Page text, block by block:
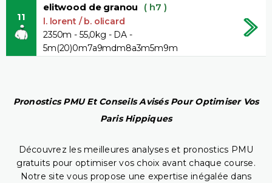
11
elitwood de granou ( h7 )
l. lorent / b. olicard
2350m - 55,0kg - DA -
5m(20)0m7a9mdm8a3m5m9m
Pronostics PMU Et Conseils Avisés Pour Optimiser Vos
Paris Hippiques
Découvrez les meilleures analyses et pronostics PMU
gratuits pour optimiser vos choix avant chaque course.
Notre site vous propose une expertise inégalée dans